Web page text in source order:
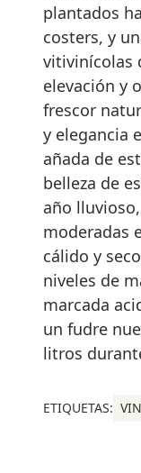
plantados
costers, y
vitivinícolas
elevación y
frescor
y elegancia
añada de
belleza de
año
moderadas
cálido y
niveles de
marcada
un fudre
litros
ETIQUETAS: